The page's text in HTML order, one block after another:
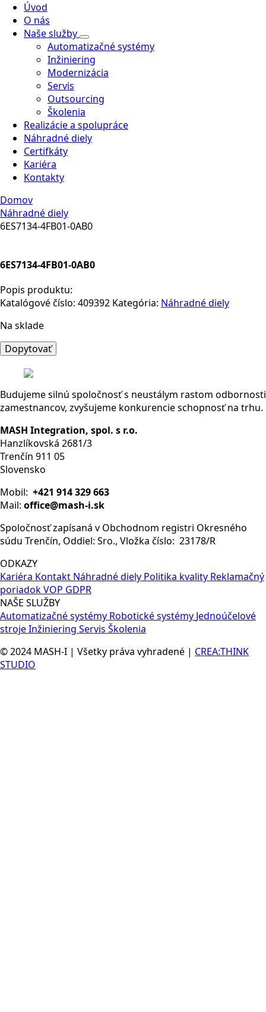
Úvod
O nás
Naše služby
Automatizačné systémy
Inžiniering
Modernizácia
Servis
Outsourcing
Školenia
Realizácie a spolupráce
Náhradné diely
Certifkáty
Kariéra
Kontakty
Domov
Náhradné diely
6ES7134-4FB01-0AB0
6ES7134-4FB01-0AB0
Popis produktu:
Katalógové číslo: 409392 Kategória: Náhradné diely
Na sklade
množstvo
4FB01-
Dopytovať
Budujeme silnú spoločnosť s neustálym rastom odbornosti
zamestnancov, zvyšujeme konkurencie schopnosť na trhu.
MASH Integration, spol. s r.o.
Hanzlíkovská 2681/3
Trenčín 911 05
Slovensko
Mobil: +421 914 329 663
Mail: office@mash-i.sk
Spoločnosť zapísaná v Obchodnom registri Okresného
súdu Trenčín, Oddiel: Sro., Vložka číslo: 23178/R
ODKAZY
Kariéra Kontakt Náhradné diely Politika kvality Reklamačný
poriadokVOP GDPR
NAŠE SLUŽBY
Automatizačné systémy Robotické systémy Jednoúčelové
strojeInžiniering Servis Školenia
© 2024 MASH-I | Všetky práva vyhradené | CREA:THINK
STUDIO